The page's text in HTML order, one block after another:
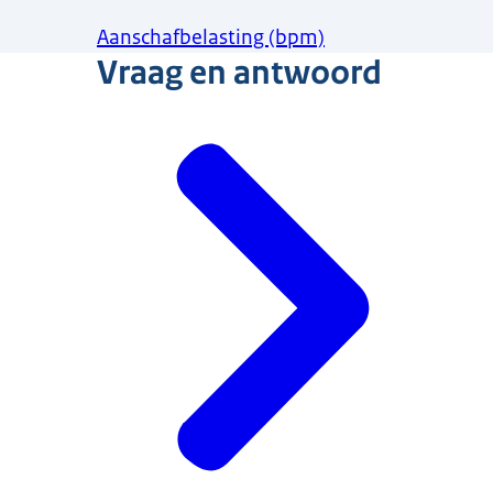
Aanschafbelasting (bpm)
Vraag en antwoord